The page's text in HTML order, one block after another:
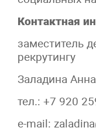
Контактная
заместитель
рекрутингу
Заладина
тел.: +7 920
e-mail: